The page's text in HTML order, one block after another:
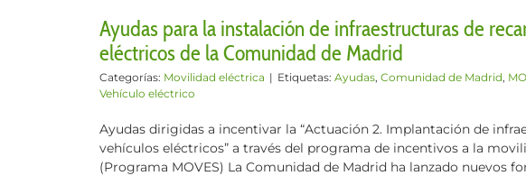
Ayudas para la instalación de infraestructuras de
eléctricos de la Comunidad de Madrid
Categorías: Movilidad eléctrica | Etiquetas: Ayudas, Comunidad de Madrid,
Vehículo eléctrico
Ayudas dirigidas a incentivar la “Actuación 2. Implantación de
vehículos eléctricos” a través del programa de incentivos a la
(Programa MOVES) La Comunidad de Madrid ha lanzado nuevos